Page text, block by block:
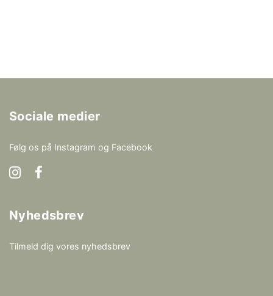
Sociale medier
Følg os på Instagram og Facebook
Nyhedsbrev
Tilmeld dig vores nyhedsbrev